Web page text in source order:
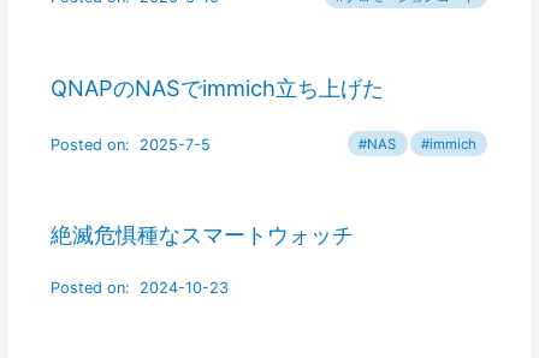
QNAPのNASでimmich立ち上げた
絶滅危惧種なスマートウォッチ